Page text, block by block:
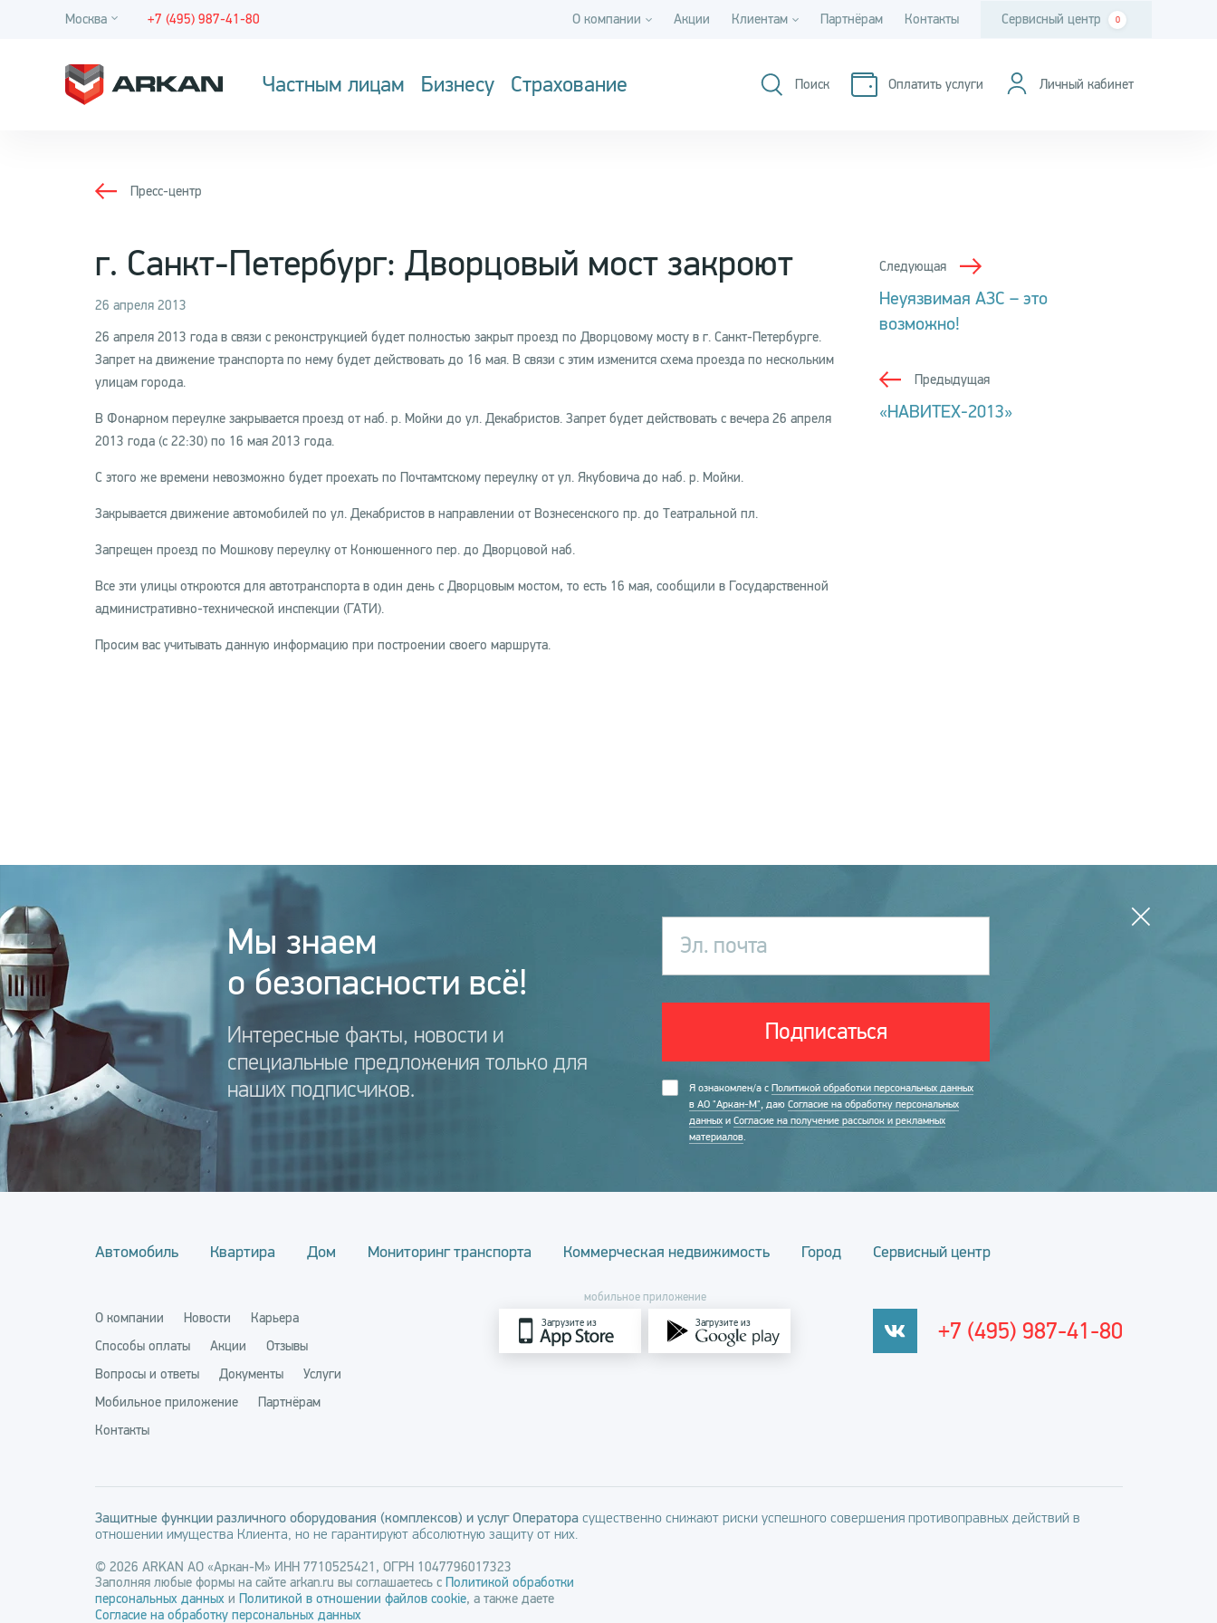
Москва +7 (495) 987-41-80 О компании Акции Клиентам Партнёрам Контакты Сервисный центр 0
Частным лицам Бизнесу Страхование Поиск Оплатить услуги Личный кабинет
Пресс-центр
г. Санкт-Петербург: Дворцовый мост закроют
26 апреля 2013
26 апреля 2013 года в связи с реконструкцией будет полностью закрыт проезд по Дворцовому мосту в г. Санкт-Петербурге.
Запрет на движение транспорта по нему будет действовать до 16 мая. В связи с этим изменится схема проезда по нескольким
улицам города.
В Фонарном переулке закрывается проезд от наб. р. Мойки до ул. Декабристов. Запрет будет действовать с вечера 26 апреля
2013 года (с 22:30) по 16 мая 2013 года.
С этого же времени невозможно будет проехать по Почтамтскому переулку от ул. Якубовича до наб. р. Мойки.
Закрывается движение автомобилей по ул. Декабристов в направлении от Вознесенского пр. до Театральной пл.
Запрещен проезд по Мошкову переулку от Конюшенного пер. до Дворцовой наб.
Все эти улицы откроются для автотранспорта в один день с Дворцовым мостом, то есть 16 мая, сообщили в Государственной
административно-технической инспекции (ГАТИ).
Просим вас учитывать данную информацию при построении своего маршрута.
Следующая
Неуязвимая АЗС – это
возможно!
Предыдущая
«НАВИТЕХ-2013»
Мы знаем
о безопасности всё!
Интересные факты, новости и
специальные предложения только для
наших подписчиков.
Эл. почта
Подписаться
Я ознакомлен/а с Политикой обработки персональных данных
в АО "Аркан-М", даю Согласие на обработку персональных
данных и Согласие на получение рассылок и рекламных
материалов.
Автомобиль Квартира Дом Мониторинг транспорта Коммерческая недвижимость Город Сервисный центр
О компании Новости
Карьера
Способы оплаты
Акции
Отзывы
Вопросы и ответы
Документы
Услуги
Мобильное приложение
Партнёрам
Контакты
мобильное приложение
Загрузите из Загрузите из +7 (495) 987-41-80
Защитные функции различного оборудования (комплексов) и услуг Оператора существенно снижают риски успешного совершения противоправных действий в
отношении имущества Клиента, но не гарантируют абсолютную защиту от них.
© 2026 ARKAN АО «Аркан-М» ИНН 7710525421, ОГРН 1047796017323
Заполняя любые формы на сайте arkan.ru вы соглашаетесь сПолитикой обработки
персональных данных и Политикой в отношении файлов cookie, а также даете
Согласие на обработку персональных данных